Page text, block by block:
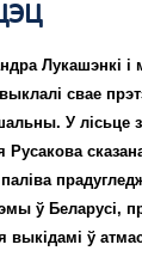
Лукашэнкі
свае
У лісьце
ў Беларусі,
выкідамі ў